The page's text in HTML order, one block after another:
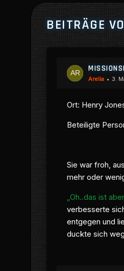
BEITRÄGE
Arelia 3.
Ort: Henry
Beteiligte
Sie war froh,
mehr oder
„Oh..das ist
verbesserte
entgegen und
duckte sich